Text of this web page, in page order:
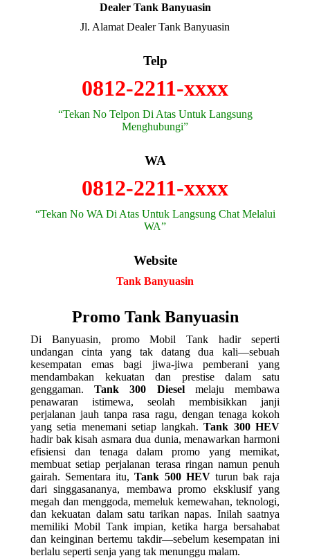
Dealer Tank Banyuasin
Jl. Alamat Dealer Tank Banyuasin
Telp
0812-2211-xxxx
“Tekan No Telpon Di Atas Untuk Langsung
Menghubungi”
WA
0812-2211-xxxx
“Tekan No WA Di Atas Untuk Langsung Chat Melalui
WA”
Website
Tank Banyuasin
Promo Tank Banyuasin
Di Banyuasin, promo Mobil Tank hadir seperti
undangan cinta yang tak datang dua kali—sebuah
kesempatan emas bagi jiwa-jiwa pemberani yang
mendambakan kekuatan dan prestise dalam satu
genggaman.Tank 300 Dieselmelaju membawa
penawaran istimewa, seolah membisikkan janji
perjalanan jauh tanpa rasa ragu, dengan tenaga kokoh
yang setia menemani setiap langkah.Tank 300 HEV
hadir bak kisah asmara dua dunia, menawarkan harmoni
efisiensi dan tenaga dalam promo yang memikat,
membuat setiap perjalanan terasa ringan namun penuh
gairah. Sementara itu,Tank 500 HEVturun bak raja
dari singgasananya, membawa promo eksklusif yang
megah dan menggoda, memeluk kemewahan, teknologi,
dan kekuatan dalam satu tarikan napas. Inilah saatnya
memiliki Mobil Tank impian, ketika harga bersahabat
dan keinginan bertemu takdir—sebelum kesempatan ini
berlalu seperti senja yang tak menunggu malam.